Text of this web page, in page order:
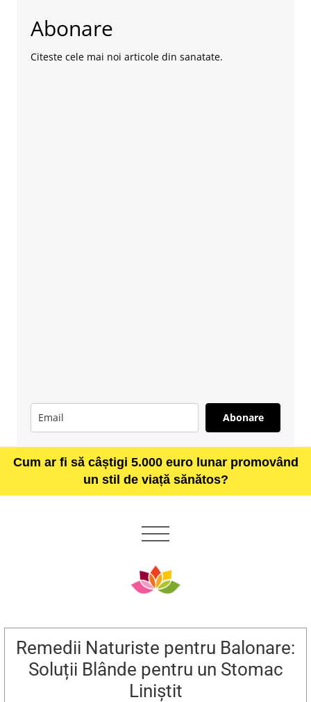
Abonare
Citeste cele mai noi articole din sanatate.
Abonare
Cum ar fi să câștigi 5.000 euro lunar promovând
un stil de viață sănătos?
Remedii Naturiste pentru Balonare:
Soluții Blânde pentru un Stomac
Liniștit